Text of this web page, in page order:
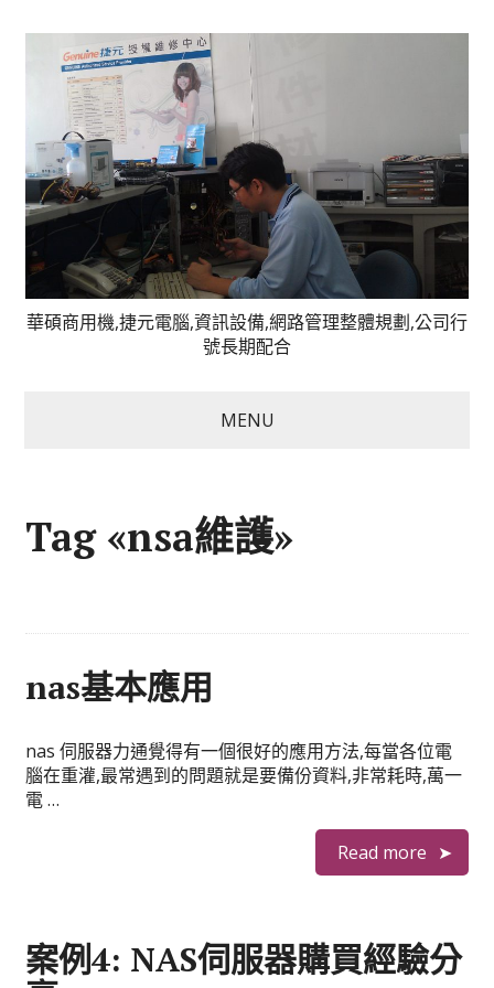
華碩商用機,捷元電腦,資訊設備,網路管理整體規劃,公司行
號長期配合
MENU
Tag «nsa維護»
nas基本應用
nas 伺服器力通覺得有一個很好的應用方法,每當各位電
腦在重灌,最常遇到的問題就是要備份資料,非常耗時,萬一
電 …
Read more
案例4: NAS伺服器購買經驗分